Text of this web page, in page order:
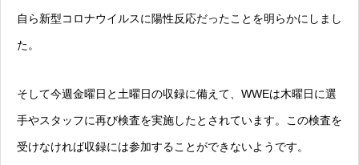
自ら新型コロナウイルスに陽性反応だったことを明らかにしまし
た。
そして今週金曜日と土曜日の収録に備えて、WWEは木曜日に選
手やスタッフに再び検査を実施したとされています。この検査を
受けなければ収録には参加することができないようです。